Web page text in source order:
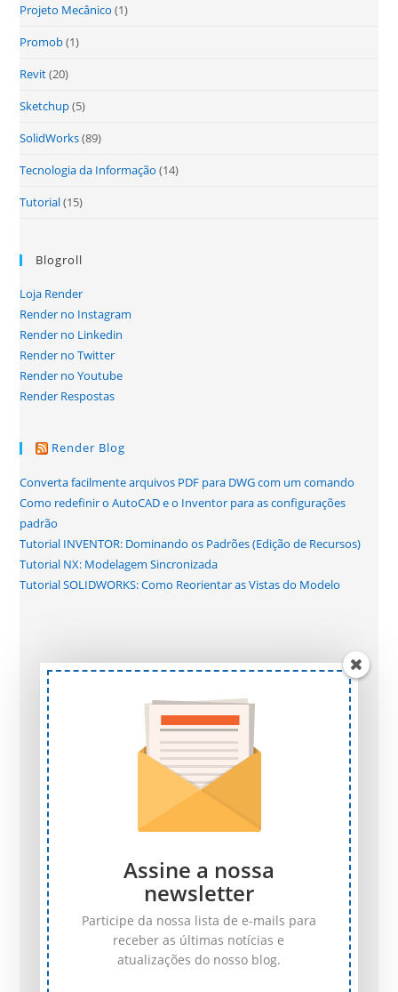
Projeto Mecânico (1)
Promob(1)
Revit(20)
Sketchup(5)
SolidWorks(89)
Tecnologia da Informação (14)
Tutorial(15)
Blogroll
Loja Render
Render no Instagram
Render no Linkedin
Render no Twitter
Render no Youtube
Render Respostas
Render Blog
Converta facilmente arquivos PDF para DWG com um comando
Como redefinir o AutoCAD e o Inventor para as configurações
padrão
Tutorial INVENTOR: Dominando os Padrões (Edição de Recursos)
Tutorial NX: Modelagem Sincronizada
Tutorial SOLIDWORKS: Como Reorientar as Vistas do Modelo
Assine a nossa
newsletter
Participe da nossa lista de e-mails para
receber as últimas notícias e
atualizações do nosso blog.